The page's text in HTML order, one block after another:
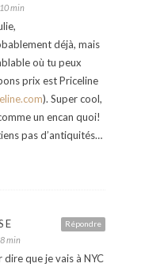
min
déjà, mais
où tu peux
prix est Priceline
). Super cool,
un encan quoi!
pas d’antiquités…
Répondre
min
que je vais à NYC